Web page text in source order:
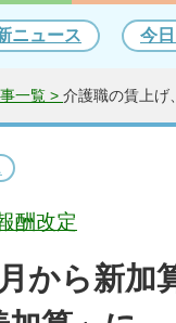
ニュース 今
一覧 > 介護職の賃上
酬改定
から新